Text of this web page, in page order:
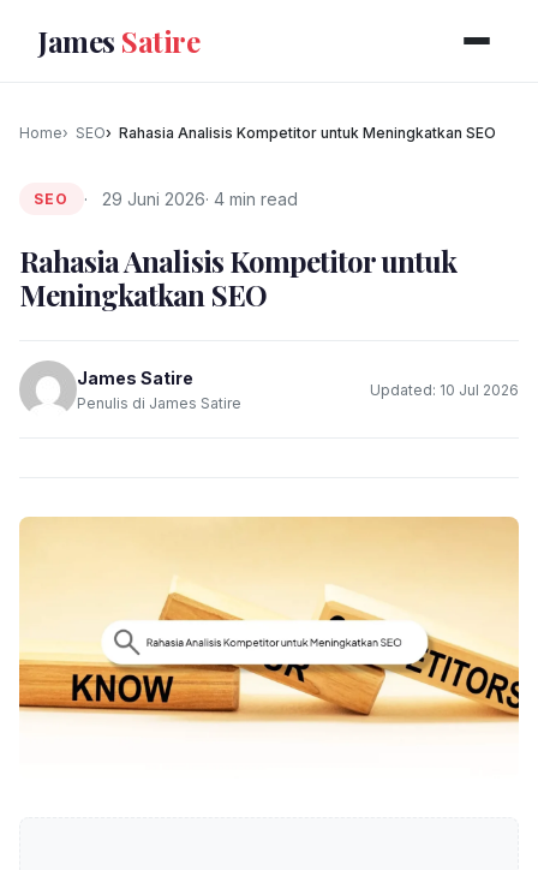
James Satire
Home SEO Rahasia Analisis Kompetitor untuk Meningkatkan SEO
SEO 29 Juni 2026· 4 min read
Rahasia Analisis Kompetitor untuk
Meningkatkan SEO
James Satire
Penulis di James Satire
Updated: 10 Jul 2026